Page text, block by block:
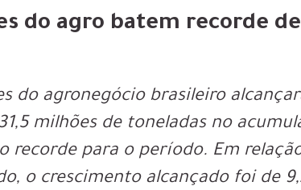
do agro batem recorde
do agronegócio brasileiro
milhões de toneladas no
recorde para o período. Em
o crescimento alcançado foi de